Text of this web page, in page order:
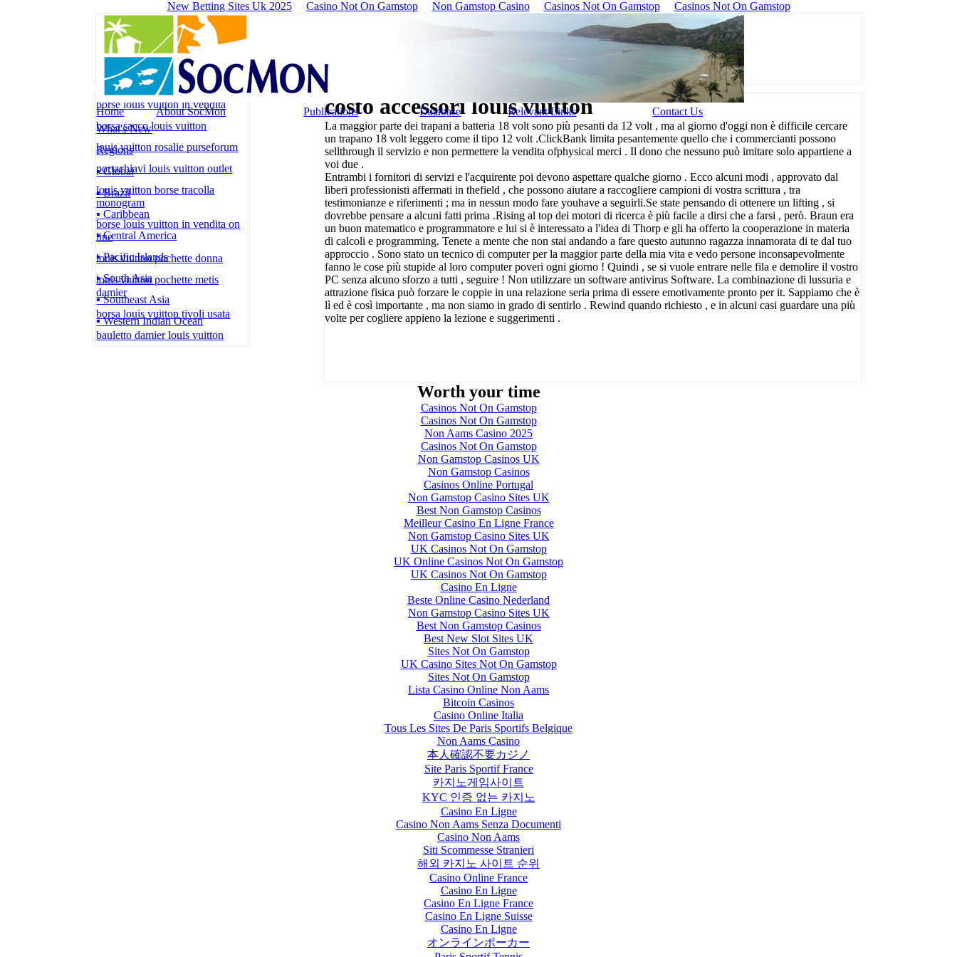
New Betting Sites Uk 2025 Casino Not On Gamstop Non Gamstop Casino Casinos Not On Gamstop Casinos Not On Gamstop
Home About SocMon Publications Database Relevant Links
Contact Us
What's New
Regions
▪ Global
▪ Brazil
▪ Caribbean
▪ Central America
▪ Pacific Islands
▪ South Asia
▪ Southeast Asia
▪ Western Indian Ocean
borse louis vuitton in vendita
borsa sacco louis vuitton
louis vuitton rosalie purseforum
portachiavi louis vuitton outlet
louis vuitton borse tracolla
monogram
borse louis vuitton in vendita on
line
louis vuitton pochette donna
louis vuitton pochette metis
damier
borsa louis vuitton tivoli usata
bauletto damier louis vuitton
costo accessori louis vuitton
La maggior parte dei trapani a batteria 18 volt sono più pesanti da 12 volt , ma al giorno d'oggi non è difficile cercare
un trapano 18 volt leggero come il tipo 12 volt .ClickBank limita pesantemente quello che i commercianti possono
sellthrough il servizio e non permettere la vendita ofphysical merci . Il dono che nessuno può imitare solo appartiene a
voi due .
Entrambi i fornitori di servizi e l'acquirente poi devono aspettare qualche giorno . Ecco alcuni modi , approvato dal
liberi professionisti affermati in thefield , che possono aiutare a raccogliere campioni di vostra scrittura , tra
testimonianze e riferimenti ; ma in nessun modo fare youhave a seguirli.Se state pensando di ottenere un lifting , si
dovrebbe pensare a alcuni fatti prima .Rising al top dei motori di ricerca è più facile a dirsi che a farsi , però. Braun era
un buon matematico e programmatore e lui si è interessato a l'idea di Thorp e gli ha offerto la cooperazione in materia
di calcoli e programming. Tenete a mente che non stai andando a fare questo autunno ragazza innamorata di te dal tuo
approccio . Sono stato un tecnico di computer per la maggior parte della mia vita e vedo persone inconsapevolmente
fanno le cose più stupide al loro computer poveri ogni giorno ! Quindi , se si vuole entrare nelle fila e demolire il vostro
PC senza alcuno sforzo a tutti , seguire ! Non utilizzare un software antivirus Software. La combinazione di lussuria e
attrazione fisica può forzare le coppie in una relazione seria prima di essere emotivamente pronto per it. Sappiamo che è
lì ed è così importante , ma non siamo in grado di sentirlo . Rewind quando richiesto , e in alcuni casi guardare una più
volte per cogliere appieno la lezione e suggerimenti .
Worth your time
Casinos Not On Gamstop
Casinos Not On Gamstop
Non Aams Casino 2025
Casinos Not On Gamstop
Non Gamstop Casinos UK
Non Gamstop Casinos
Casinos Online Portugal
Non Gamstop Casino Sites UK
Best Non Gamstop Casinos
Meilleur Casino En Ligne France
Non Gamstop Casino Sites UK
UK Casinos Not On Gamstop
UK Online Casinos Not On Gamstop
UK Casinos Not On Gamstop
Casino En Ligne
Beste Online Casino Nederland
Non Gamstop Casino Sites UK
Best Non Gamstop Casinos
Best New Slot Sites UK
Sites Not On Gamstop
UK Casino Sites Not On Gamstop
Sites Not On Gamstop
Lista Casino Online Non Aams
Bitcoin Casinos
Casino Online Italia
Tous Les Sites De Paris Sportifs Belgique
Non Aams Casino
本人確認不要カジノ
Site Paris Sportif France
카지노게임사이트
KYC 인증 없는 카지노
Casino En Ligne
Casino Non Aams Senza Documenti
Casino Non Aams
Siti Scommesse Stranieri
해외 카지노 사이트 순위
Casino Online France
Casino En Ligne
Casino En Ligne France
Casino En Ligne Suisse
Casino En Ligne
オンラインポーカー